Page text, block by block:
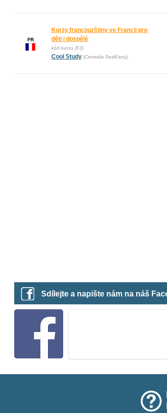
FR
Kurzy francouzštiny ve Francii pro
děti i dospělé
kód kurzu (FJ)
Cool Study (Centrála Sedlčany)
Sdílejte a napište nám na náš